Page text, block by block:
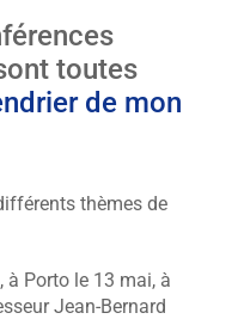
toutes
de mon
thèmes de
Porto le 13 mai, à
Jean-Bernard